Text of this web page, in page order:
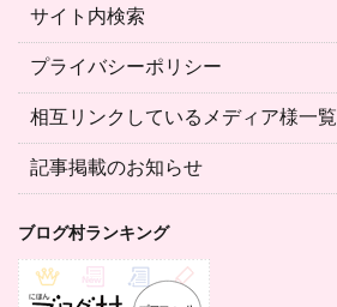
サイト内検索
プライバシーポリシー
相互リンクしているメディア様一覧
記事掲載のお知らせ
ブログ村ランキング